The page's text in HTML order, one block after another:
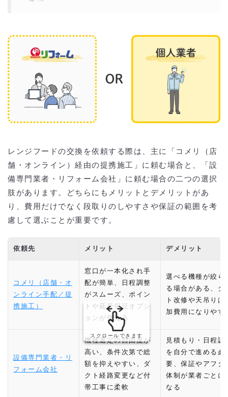
レンジフードの交換を依頼する際は、主に「コメリ（店
舗・オンライン）経由の提携施工」に頼む場合と、「設
備専門業者・リフォーム会社」に頼む場合の二つの選択
肢があります。どちらにもメリットとデメリットがあ
り、費用だけでなく段取りのしやすさや保証の範囲を考
慮して選ぶことが重要です。
依頼先 メリット デメリット
コメリ（店舗・オ
ンライン手配／提
携施工）
窓口が一本化され手
配が簡単、日程調整
がスムーズ、ポイン
トや延長保証オプシ
ョンが使える
選べる機種が絞ら
る場合がある、ダ
ト改修や天吊りは
加費用になりやす
設備専門業者・リ
フォーム会社
機種選定の自由度が
高い、条件次第で総
額を抑えやすい、ダ
クト経路変更など付
帯工事に柔軟
見積もり・日程調
を自分で進める必
要、保証やアフタ
体制が業者ごとに
なる
スクロールできます